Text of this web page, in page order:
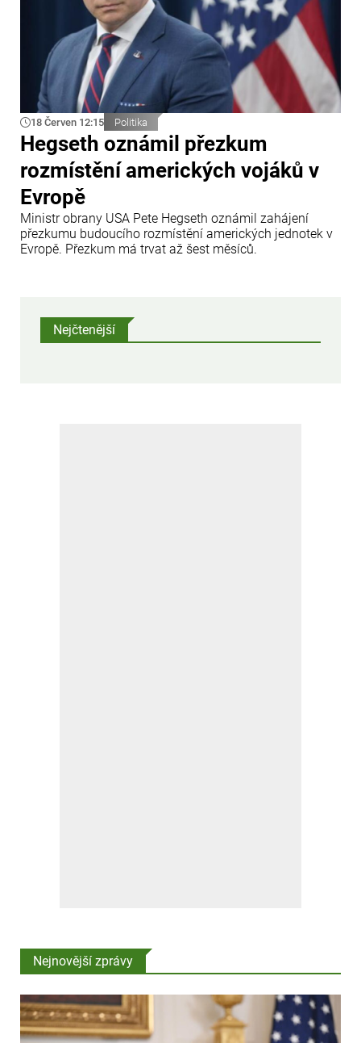
18 Červen 12:15 Politika
Hegseth oznámil přezkum
rozmístění amerických vojáků v
Evropě
Ministr obrany USA Pete Hegseth oznámil zahájení
přezkumu budoucího rozmístění amerických jednotek v
Evropě. Přezkum má trvat až šest měsíců.
Nejčtenější
Nejnovější zprávy